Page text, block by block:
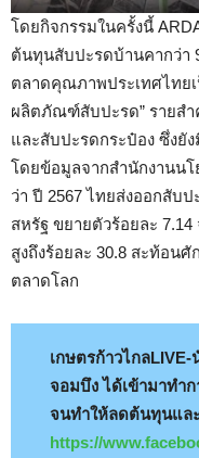
โดยกิจกรรมในครั้งนี้
ต้นทุนสับปะรดบ้านคากว่า
ตลาดคุณภาพประเทศไทย
ผลิตภัณฑ์สับปะรด” รายส
และสับปะรดกระป๋อง ซึ่งยั
โดยข้อมูลจากสำนักงานน
ว่า ปี 2567 ไทยส่งออกสับ
สหรัฐ ขยายตัวร้อยละ
สูงถึงร้อยละ 30.8 สะท้อน
ตลาดโลก
เกษตรก้าวไกล
จอมบึง ได้เข้ามาทำ
จนทำให้ลดต้นทุนแล
https://